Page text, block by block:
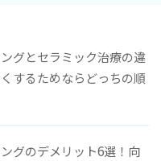
グとセラミック治療の違
するためならどっちの順
グのデメリット6選！向